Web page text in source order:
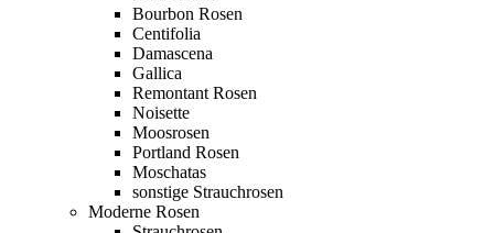
Bourbon Rosen
Centifolia
Damascena
Gallica
Remontant Rosen
Noisette
Moosrosen
Portland Rosen
Moschatas
sonstige Strauchrosen
Moderne Rosen